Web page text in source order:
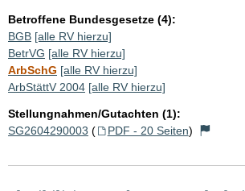
Betroffene Bundesgesetze (4):
BGB [alle RV hierzu]
BetrVG [alle RV hierzu]
ArbSchG [alle RV hierzu]
ArbStättV 2004 [alle RV hierzu]
Stellungnahmen/Gutachten (1):
SG2604290003 ( PDF - 20 Seiten)